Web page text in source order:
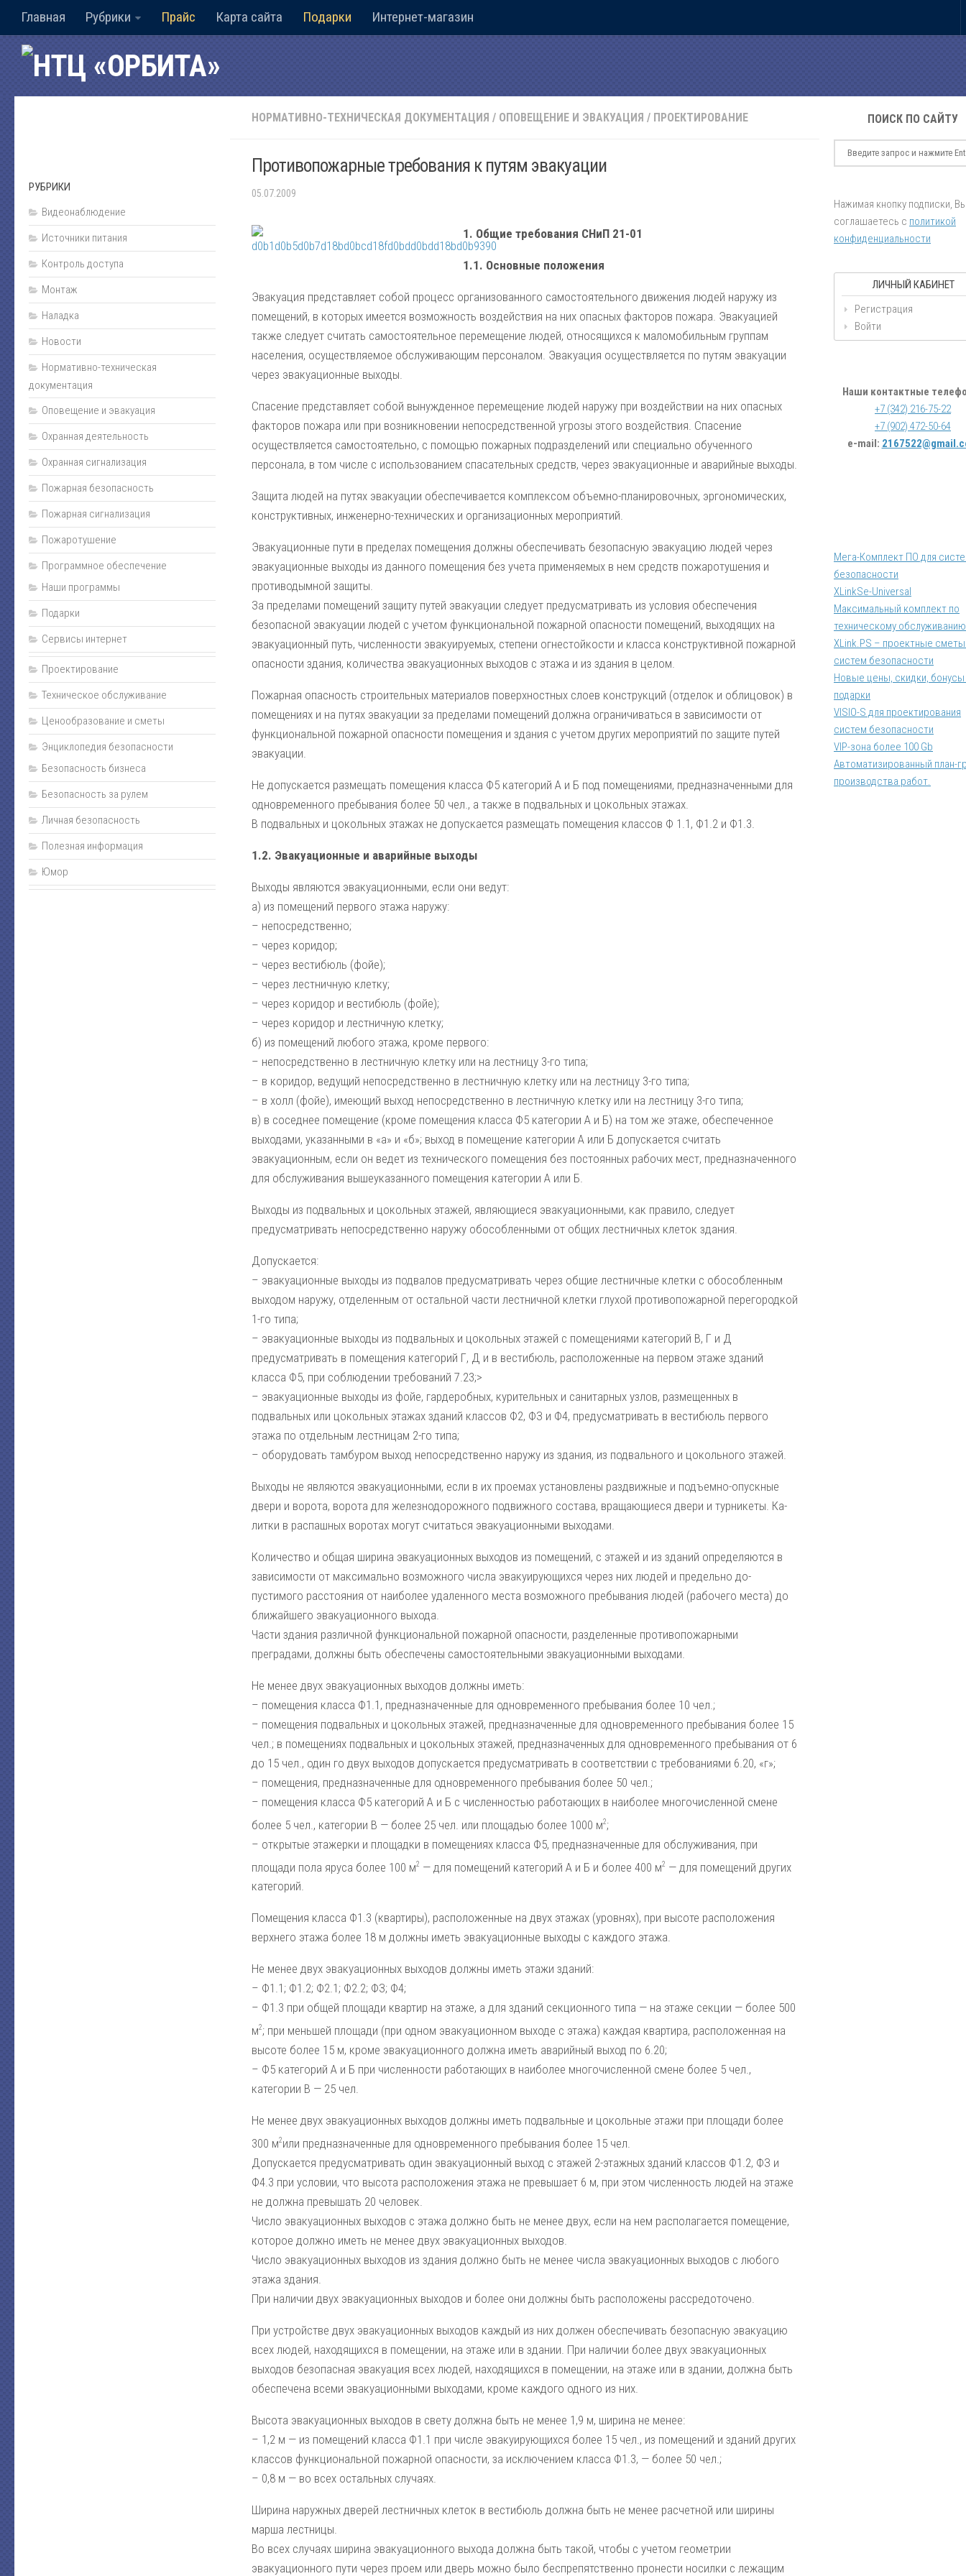
Главная Рубрики Прайс Карта сайта Подарки Интернет-магазин
НОРМАТИВНО-ТЕХНИЧЕСКАЯ ДОКУМЕНТАЦИЯ / ОПОВЕЩЕНИЕ И ЭВАКУАЦИЯ / ПРОЕКТИРОВАНИЕ
Противопожарные требования к путям эвакуации
05.07.2009
1. Общие требования СНиП 21-01
1.1. Основные положения
Эвакуация представляет собой процесс организованного самостоятельного движения людей наружу из
помещений, в которых имеется возможность воздействия на них опасных факторов пожара. Эвакуацией
также следует считать самостоятельное перемещение людей, относящихся к маломобильным группам
населения, осуществляемое обслу­живающим персоналом. Эвакуация осуществляется по путям эвакуации
через эвакуационные выходы.
Спасение представляет собой вынужден­ное перемещение людей наружу при воздействии на них опасных
факторов пожара или при воз­никновении непосредственной угрозы этого воз­действия. Спасение
осуществляется самостоя­тельно, с помощью пожарных подразделений или специально обученного
персонала, в том числе с использованием спасательных средств, через эва­куационные и аварийные выходы.
Защита людей на путях эвакуации обеспечивается комплексом объемно-планировочных, эргономических,
конструктивных, инженерно-технических и организационных мероприятий.
Эвакуационные пути в пределах помещения должны обеспечивать безопасную эвакуацию людей через
эвакуационные выходы из данного помещения без учета применяемых в нем средств пожаротушения и
противодымной защиты.
За пределами помещений защиту путей эвакуации следует предусматривать из условия обеспечения
безопасной эвакуации людей с учетом функциональной по­жарной опасности помещений, выходящих на
эвакуационный путь, чис­ленности эвакуируемых, степени огнестойкости и класса конструктив­ной пожарной
опасности здания, количества эвакуационных выходов с этажа и из здания в целом.
Пожарная опасность строительных материалов поверхностных слоев конструкций (отделок и облицовок) в
помещениях и на путях эва­куации за пределами помещений должна ограничиваться в зависимо­сти от
функциональной пожарной опасности помещения и здания с уче­том других мероприятий по защите путей
эвакуации.
Не допускается размещать помещения класса Ф5 категорий А и Б под помещениями, предназначенными для
одновременного пребывания более 50 чел., а также в подвальных и цокольных этажах.
В подвальных и цокольных этажах не допускается размещать по­мещения классов Ф 1.1, Ф1.2 и Ф1.3.
1.2. Эвакуационные и аварийные выходы
Выходы являются эвакуационными, если они ведут:
а) из помещений первого этажа наружу:
– непосредственно;
– через коридор;
– через вестибюль (фойе);
– через лестничную клетку;
– через коридор и вестибюль (фойе);
– через коридор и лестничную клетку;
б) из помещений любого этажа, кроме первого:
– непосредственно в лестничную клетку или на лестницу 3-го типа;
– в коридор, ведущий непосредственно в лестничную клетку или на лест­ницу 3-го типа;
– в холл (фойе), имеющий выход непосредственно в лестничную клетку или на лестницу 3-го типа;
в) в соседнее помещение (кроме помещения класса Ф5 категории А и Б) на том же этаже, обеспеченное
выходами, указанными в «а» и «б»; выход в помещение категории А или Б допускается считать
эвакуационным, если он ведет из технического помещения без постоянных рабочих мест, предназначенного
для обслуживания вышеуказанного помещения категории А или Б.
Выходы из подвальных и цокольных этажей, являющиеся эвакуа­ционными, как правило, следует
предусматривать непосредственно на­ружу обособленными от общих лестничных клеток здания.
Допускается:
– эвакуационные выходы из подвалов предусматривать через общие лест­ничные клетки с обособленным
выходом наружу, отделенным от остальной части лестничной клетки глухой противопожарной перегородкой
1-го типа;
– эвакуационные выходы из подвальных и цокольных этажей с помещениями категорий В, Г и Д
предусматривать в помещения категорий Г, Д и в вестибюль, расположенные на первом этаже зданий
класса Ф5, при соблюдении требований 7.23;>
– эвакуационные выходы из фойе, гардеробных, курительных и санитар­ных узлов, размещенных в
подвальных или цокольных этажах зданий классов Ф2, ФЗ и Ф4, предусматривать в вестибюль первого
этажа по отдельным лестни­цам 2-го типа;
– оборудовать тамбуром выход непосредственно наружу из здания, из под­вального и цокольного этажей.
Выходы не являются эвакуационными, если в их проемах установ­лены раздвижные и подъемно-опускные
двери и ворота, ворота для желез­нодорожного подвижного состава, вращающиеся двери и турникеты. Ка­
литки в распашных воротах могут считаться эвакуационными выходами.
Количество и общая ширина эвакуационных выходов из поме­щений, с этажей и из зданий определяются в
зависимости от максималь­но возможного числа эвакуирующихся через них людей и предельно до­
пустимого расстояния от наиболее удаленного места возможного пребы­вания людей (рабочего места) до
ближайшего эвакуационного выхода.
Части здания различной функциональной пожарной опасности, разделенные противопожарными
преградами, должны быть обеспече­ны самостоятельными эвакуационными выходами.
Не менее двух эвакуационных выходов должны иметь:
– помещения класса Ф1.1, предназначенные для одновременного пребы­вания более 10 чел.;
– помещения подвальных и цокольных этажей, предназначенные для одновременного пребывания более 15
чел.; в помещениях подвальных и цокольных эта­жей, предназначенных для одновременного пребывания от 6
до 15 чел., один го двух выходов допускается предусматривать в соответствии с требованиями 6.20, «г»;
– помещения, предназначенные для одновременного пребывания более 50 чел.;
– помещения класса Ф5 категорий А и Б с численностью работающих в наиболее многочисленной смене
более 5 чел., категории В — более 25 чел. или площадью более 1000 м2;
– открытые этажерки и площадки в помещениях класса Ф5, предназначенные для обслуживания, при
площади пола яруса более 100 м2 — для помеще­ний категорий А и Б и более 400 м2 — для помещений других
категорий.
Помещения класса Ф1.3 (квартиры), расположенные на двух этажах (уровнях), при высоте расположения
верхнего этажа более 18 м должны иметь эвакуационные выходы с каждого этажа.
Не менее двух эвакуационных выходов должны иметь этажи зданий:
– Ф1.1; Ф1.2; Ф2.1; Ф2.2; ФЗ; Ф4;
– Ф1.3 при общей площади квартир на этаже, а для зданий секционного типа — на этаже секции — более 500
м2; при меньшей площади (при одном эвакуационном выходе с этажа) каждая квартира, расположенная на
высоте более 15 м, кроме эвакуационного должна иметь аварийный выход по 6.20;
– Ф5 категорий А и Б при численности работающих в наиболее многочисленной смене более 5 чел.,
категории В — 25 чел.
Не менее двух эвакуационных выходов должны иметь подвальные и цокольные этажи при площади более
300 м2или предназначенные для одновременного пребывания более 15 чел.
Допускается предусматривать один эвакуационный выход с этажей 2-этажных зданий классов Ф1.2, ФЗ и
Ф4.3 при условии, что высота расположения этажа не превышает 6 м, при этом численность людей на этаже
не должна превышать 20 человек.
Число эвакуационных выходов с этажа должно быть не менее двух, если на нем располагается помещение,
которое должно иметь не менее двух эвакуационных выходов.
Число эвакуационных выходов из здания должно быть не менее числа эвакуационных выходов с любого
этажа здания.
При наличии двух эвакуационных выходов и более они должны быть расположены рассредоточено.
При устройстве двух эвакуационных выходов каждый из них должен обеспечивать безопасную эвакуацию
всех людей, находящихся в по­мещении, на этаже или в здании. При наличии более двух эвакуацион­ных
выходов безопасная эвакуация всех людей, находящихся в помеще­нии, на этаже или в здании, должна быть
обеспечена всеми эвакуацион­ными выходами, кроме каждого одного из них.
Высота эвакуационных выходов в свету должна быть не менее 1,9 м, ширина не менее:
– 1,2 м — из помещений класса Ф1.1 при числе эвакуирующихся более 15 чел., из помещений и зданий других
классов функциональной пожарной опас­ности, за исключением класса Ф1.3, — более 50 чел.;
– 0,8 м — во всех остальных случаях.
Ширина наружных дверей лестничных клеток в вестибюль должна быть не менее расчетной или ширины
марша лестницы.
Во всех случаях ширина эвакуационного выхода должна быть такой, чтобы с учетом геометрии
эвакуационного пути через проем или дверь можно было беспрепятственно пронести носилки с лежащим
РУБРИКИ
Видеонаблюдение
Источники питания
Контроль доступа
Монтаж
Наладка
Новости
Нормативно-техническая
документация
Оповещение и эвакуация
Охранная деятельность
Охранная сигнализация
Пожарная безопасность
Пожарная сигнализация
Пожаротушение
Программное обеспечение
Наши программы
Подарки
Сервисы интернет
Проектирование
Техническое обслуживание
Ценообразование и сметы
Энциклопедия безопасности
Безопасность бизнеса
Безопасность за рулем
Личная безопасность
Полезная информация
Юмор
ПОИСК ПО САЙТУ
Нажимая кнопку подписки,
соглашаетесь с политикой
конфиденциальности
ЛИЧНЫЙ КАБИНЕТ
Регистрация
Войти
Наши контактные
+7 (342) 216-75-22
+7 (902) 472-50-64
e-mail:
Мега-Комплект ПО для
безопасности
XLinkSe-Universal
Максимальный комплект по
техническому обслуживанию
XLink.PS – проектные
систем безопасности
Новые цены, скидки, бонусы
подарки
VISIO-S для проектирования
систем безопасности
VIP-зона более 100 Gb
Автоматизированный план-
производства работ.